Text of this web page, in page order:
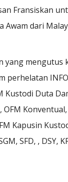
Fransiskan
Awam dari
yang mengutus
perhelatan
Kustodi Duta
Konventual,
Kapusin
SFD, , DSY,